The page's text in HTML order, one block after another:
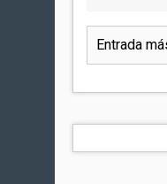
Entrada